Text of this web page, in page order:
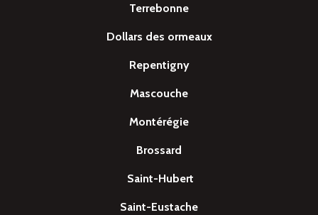
Terrebonne
Dollars des ormeaux
Repentigny
Mascouche
Montérégie
Brossard
Saint-Hubert
Saint-Eustache